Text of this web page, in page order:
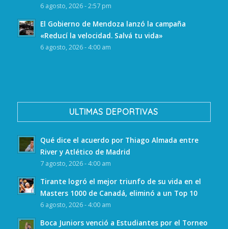
6 agosto, 2026 - 2:57 pm
El Gobierno de Mendoza lanzó la campaña
«Reducí la velocidad. Salvá tu vida»
6 agosto, 2026 - 4:00 am
ULTIMAS DEPORTIVAS
Qué dice el acuerdo por Thiago Almada entre
River y Atlético de Madrid
7 agosto, 2026 - 4:00 am
Tirante logró el mejor triunfo de su vida en el
Masters 1000 de Canadá, eliminó a un Top 10
6 agosto, 2026 - 4:00 am
Boca Juniors venció a Estudiantes por el Torneo